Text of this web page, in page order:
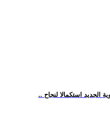
الجديد استكمالا لنجاح